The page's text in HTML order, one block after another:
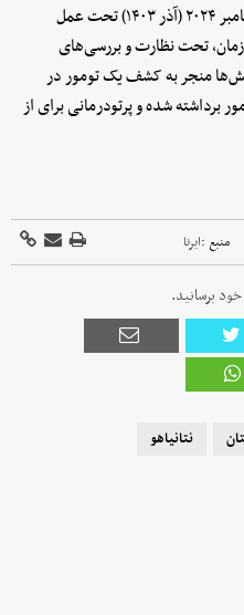
بر اساس گزارش دفتر نتانیاهو، وی در دسامبر ۲۰۲۴ (آذر ۱۴۰۳) تحت عمل
تحت نظارت و بررسی‌های
منجر به کشف یک تومور در
برداشته شده و پرتودرمانی برای از
منبع :ایرنا
برسانید.
نتانیاهو